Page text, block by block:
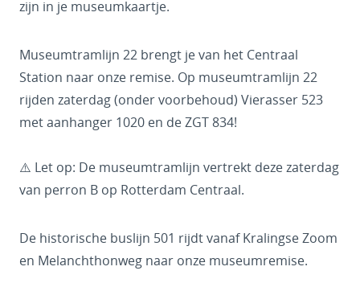
zijn in je museumkaartje.
Museumtramlijn 22 brengt je van het Centraal
Station naar onze remise. Op museumtramlijn 22
rijden zaterdag (onder voorbehoud) Vierasser 523
met aanhanger 1020 en de ZGT 834!
⚠️ Let op: De museumtramlijn vertrekt deze zaterdag
van perron B op Rotterdam Centraal.
De historische buslijn 501 rijdt vanaf Kralingse Zoom
en Melanchthonweg naar onze museumremise.